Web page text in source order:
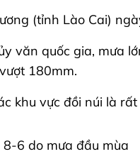
(tỉnh Lào Cai)
văn quốc gia, mưa
180mm.
khu vực đồi núi là
6 do mưa đầu mùa